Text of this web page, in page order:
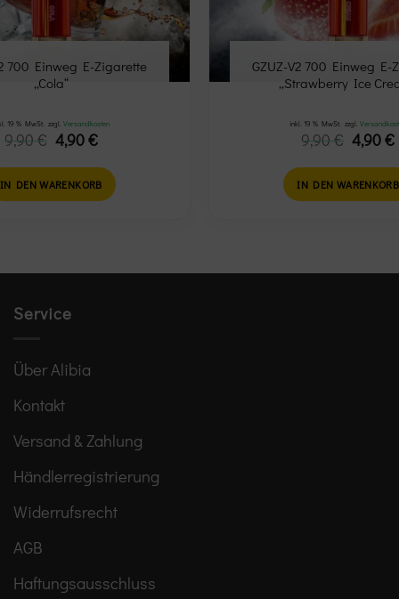
700 Einweg E-Zigarette
„Cola“
19 % MwSt. zzgl. Versandkosten
9,90€ Ursprünglicher
Preis
war:
9,90 €
4,90€Aktueller
ist:
4,90 €.
IN DEN WARENKORB
GZUZ-V2 700 Einweg E-
„Strawberry Ice
inkl. 19 % MwSt. zzgl.
9,90€
Preis
war:
9,90 €
4,90€
IN DEN WARENKORB
Service
Über Alibia
Kontakt
Versand & Zahlung
Händlerregistrierung
Widerrufsrecht
AGB
Haftungsausschluss